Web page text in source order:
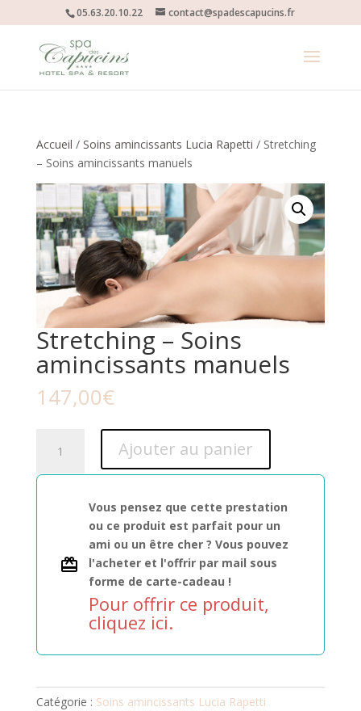
05.63.20.10.22 contact@spadescapucins.fr
Accueil / Soins amincissants Lucia Rapetti / Stretching
– Soins amincissants manuels
Stretching – Soins
amincissants manuels
147,00€
Stretching
amincissants
Ajouter au panier
Vous pensez que cette prestation
ou ce produit est parfait pour un
ami ou un être cher ? Vous pouvez
l'acheter et l'offrir par mail sous
forme de carte-cadeau !
Pour offrir ce produit,
cliquez ici.
Catégorie : Soins amincissants Lucia Rapetti